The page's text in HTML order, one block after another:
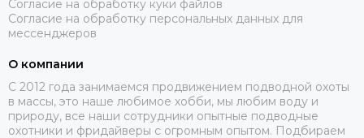
Согласие на обработку куки файлов
Согласие на обработку персональных данных для
мессенджеров
О компании
C 2012 года занимаемся продвижением подводной охоты
в массы, это наше любимое хобби, мы любим воду и
природу, все наши сотрудники опытные подводные
охотники и фридайверы с огромным опытом. Подбираем